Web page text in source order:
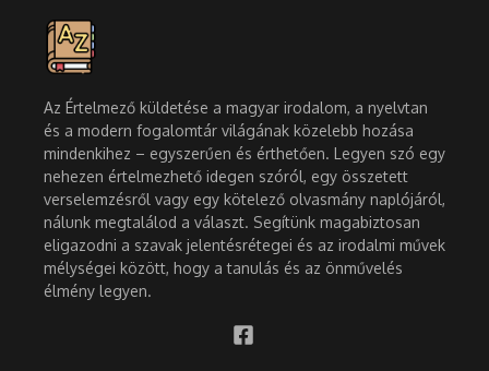
Az Értelmező küldetése a magyar irodalom, a nyelvtan
és a modern fogalomtár világának közelebb hozása
mindenkihez – egyszerűen és érthetően. Legyen szó egy
nehezen értelmezhető idegen szóról, egy összetett
verselemzésről vagy egy kötelező olvasmány naplójáról,
nálunk megtalálod a választ. Segítünk magabiztosan
eligazodni a szavak jelentésrétegei és az irodalmi művek
mélységei között, hogy a tanulás és az önművelés
élmény legyen.